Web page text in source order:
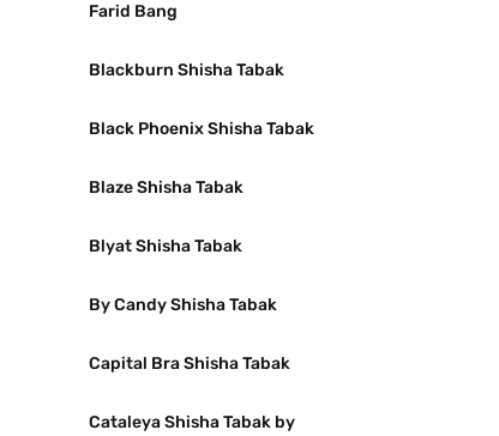
Farid Bang
Blackburn Shisha Tabak
Black Phoenix Shisha Tabak
Blaze Shisha Tabak
Blyat Shisha Tabak
By Candy Shisha Tabak
Capital Bra Shisha Tabak
Cataleya Shisha Tabak by